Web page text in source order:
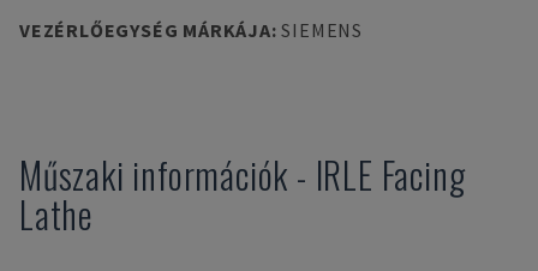
VEZÉRLŐEGYSÉG MÁRKÁJA:SIEMENS
Műszaki információk - IRLE Facing
Lathe